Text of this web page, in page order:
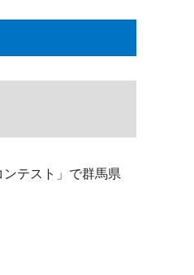
テスト」で群馬県